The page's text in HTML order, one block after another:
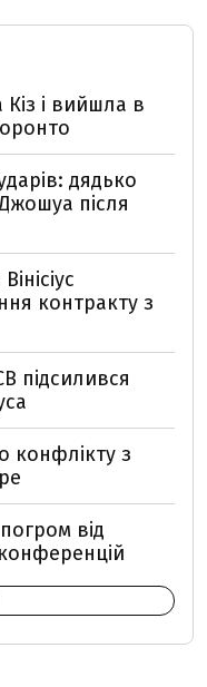
і вийшла в
дядько
після
контракту з
підсилився
конфлікту з
від